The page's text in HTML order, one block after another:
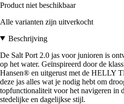
Product niet beschikbaar
Alle varianten zijn uitverkocht
Beschrijving
De Salt Port 2.0 jas voor junioren is
op het water. Geïnspireerd door de
Hansen® en uitgerust met de HELLY
deze jas alles wat je nodig hebt om
topfunctionaliteit voor het navigeren in
stedelijke en dagelijkse stijl.